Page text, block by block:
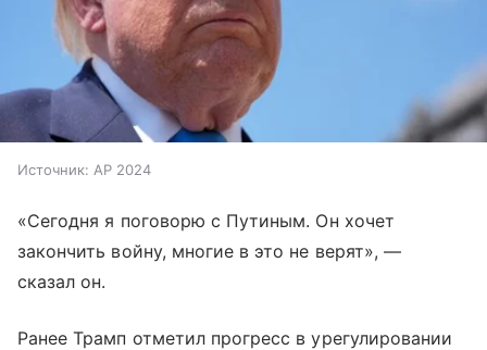
Источник: AP 2024
«Сегодня я поговорю с Путиным. Он хочет
закончить войну, многие в это не верят», —
сказал он.
Ранее Трамп отметил прогресс в урегулировании